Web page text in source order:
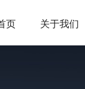
页 关于我们